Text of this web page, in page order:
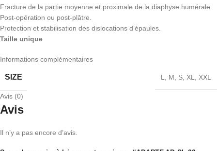
Fracture de la partie moyenne et proximale de la diaphyse humérale.
Post-opération ou post-plâtre.
Protection et stabilisation des dislocations d’épaules.
Taille unique
Informations complémentaires
SIZE L, M, S, XL, XXL
Avis (0)
Avis
Il n’y a pas encore d’avis.